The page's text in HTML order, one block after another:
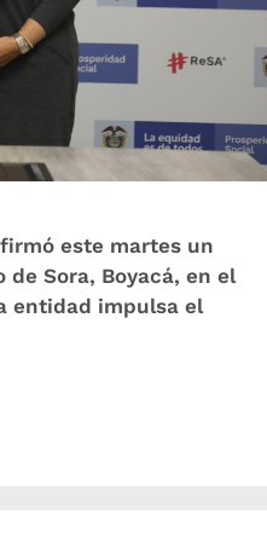
este martes un
Sora, Boyacá, en el
entidad impulsa el